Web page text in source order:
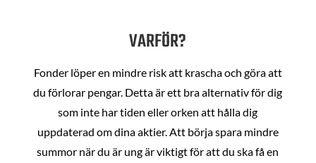
VARFÖR?
Fonder löper en mindre risk att krascha och göra att
du förlorar pengar. Detta är ett bra alternativ för dig
som inte har tiden eller orken att hålla dig
uppdaterad om dina aktier. Att börja spara mindre
summor när du är ung är viktigt för att du ska få en